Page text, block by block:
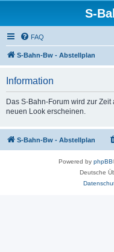
S-
FAQ
S-Bahn-Bw - Abstellplan
Information
Das S-Bahn-Forum wird zur
neuen Look erscheinen.
S-Bahn-Bw - Abstellplan
Powered by phpBB
Deutsche